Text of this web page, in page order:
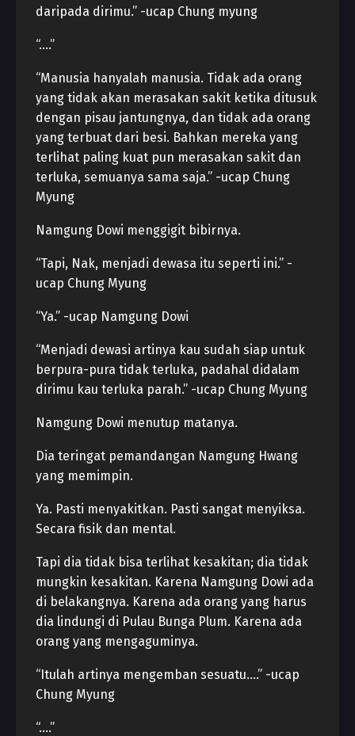
daripada dirimu.” -ucap Chung myung
“….”
“Manusia hanyalah manusia. Tidak ada orang
yang tidak akan merasakan sakit ketika ditusuk
dengan pisau jantungnya, dan tidak ada orang
yang terbuat dari besi. Bahkan mereka yang
terlihat paling kuat pun merasakan sakit dan
terluka, semuanya sama saja.” -ucap Chung
Myung
Namgung Dowi menggigit bibirnya.
“Tapi, Nak, menjadi dewasa itu seperti ini.” -
ucap Chung Myung
“Ya.” -ucap Namgung Dowi
“Menjadi dewasi artinya kau sudah siap untuk
berpura-pura tidak terluka, padahal didalam
dirimu kau terluka parah.” -ucap Chung Myung
Namgung Dowi menutup matanya.
Dia teringat pemandangan Namgung Hwang
yang memimpin.
Ya. Pasti menyakitkan. Pasti sangat menyiksa.
Secara fisik dan mental.
Tapi dia tidak bisa terlihat kesakitan; dia tidak
mungkin kesakitan. Karena Namgung Dowi ada
di belakangnya. Karena ada orang yang harus
dia lindungi di Pulau Bunga Plum. Karena ada
orang yang mengaguminya.
“Itulah artinya mengemban sesuatu….” -ucap
Chung Myung
“….”